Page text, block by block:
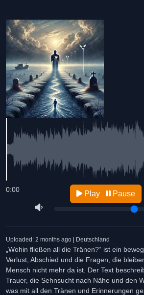
0:00 Play Pause
Uploaded: 2 months ago | Deutschland
„Wohin fließen all die Tränen?“ ist ein
Verlust, Abschied und die Fragen, die
Mensch nicht mehr da ist. Der Text
Trauer, die Sehnsucht nach Nähe und den
was mit all den Tränen und Erinnerungen